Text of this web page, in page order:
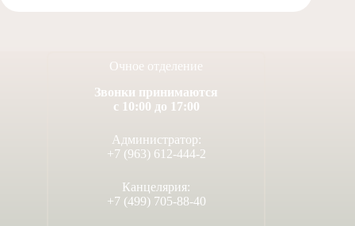
Очное отделение
Звонки принимаются
с 10:00 до 17:00
Администратор:
+7 (963) 612-444-2
Канцелярия:
+7 (499) 705-88-40